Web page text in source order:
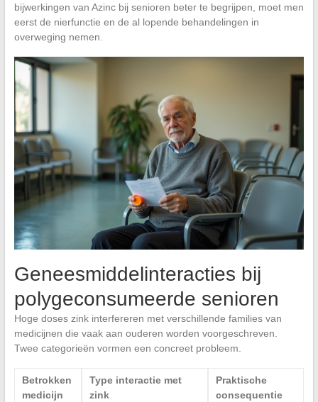
bijwerkingen van Azinc bij senioren beter te begrijpen, moet men
eerst de nierfunctie en de al lopende behandelingen in
overweging nemen.
Geneesmiddelinteracties bij
polygeconsumeerde senioren
Hoge doses zink interfereren met verschillende families van
medicijnen die vaak aan ouderen worden voorgeschreven.
Twee categorieën vormen een concreet probleem.
Betrokken
medicijn
Type interactie met
zink
Praktische
consequentie